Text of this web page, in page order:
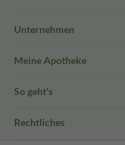
Unternehmen
Meine Apotheke
So geht's
Rechtliches